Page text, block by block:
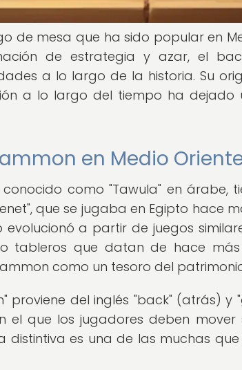
de mesa que ha sido popular en
de estrategia y azar, el
a lo largo de la historia. Su
a lo largo del tiempo ha dejado
en Medio
como "Tawula" en árabe,
que se jugaba en Egipto hace
a partir de juegos
tableros que datan de hace más
como un tesoro del
proviene del inglés "back" (atrás) y
el que los jugadores deben
distintiva es una de las muchas